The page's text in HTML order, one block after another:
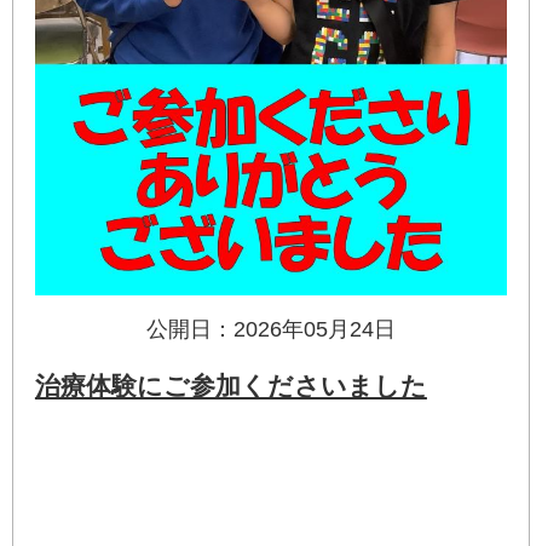
公開日：2026年05月24日
治療体験にご参加くださいました